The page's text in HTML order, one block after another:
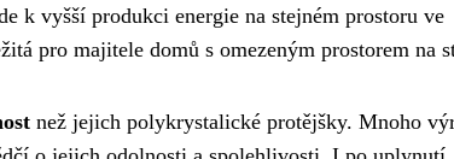
k vyšší produkci energie na stejném prostoru ve
pro majitele domů s omezeným prostorem na
než jejich polykrystalické protějšky. Mnoho